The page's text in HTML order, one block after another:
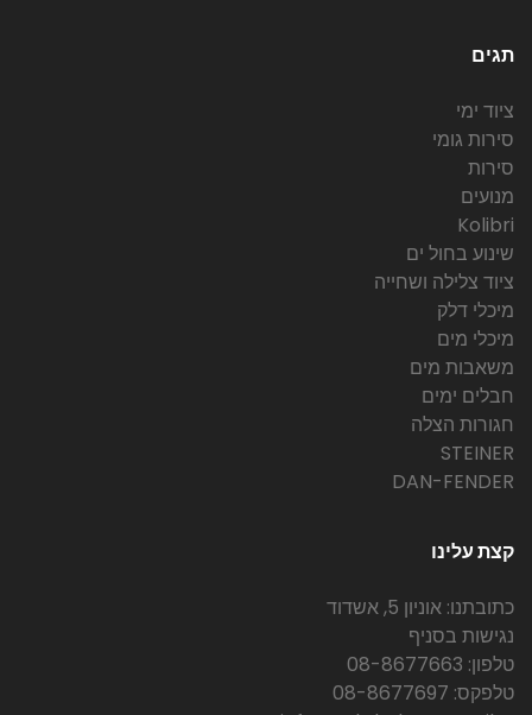
תגים
ציוד ימי
סירות גומי
סירות
מנועים
Kolibri
שינוע בחול ים
ציוד צלילה ושחייה
מיכלי דלק
מיכלי מים
משאבות מים
חבלים ימים
חגורות הצלה
STEINER
DAN-FENDER
קצת עלינו
כתובתנו: אוניון 5, אשדוד
נגישות בסניף
טלפון: 08-8677663
טלפקס: 08-8677697